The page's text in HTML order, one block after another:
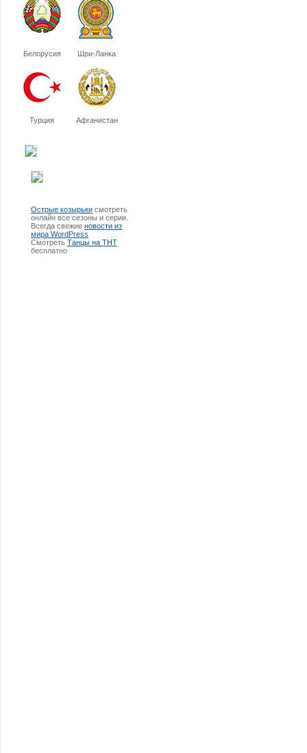
Белорусия Шри-Ланка
Турция Афганистан
Острые козырьки смотреть
онлайн все сезоны и серии.
Всегда свежие новости из
мира WordPress
Смотреть Танцы на ТНТ
бесплатно